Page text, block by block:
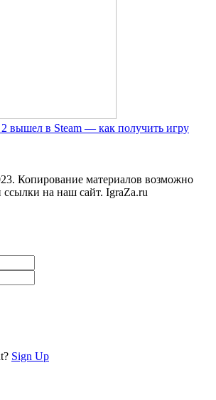
2 вышел в Steam — как получить игру
Копирование материалов возможно
на наш сайт. IgraZa.ru
Sign Up